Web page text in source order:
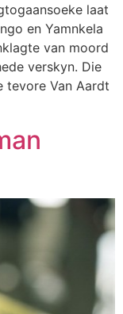
laat
en Yamnkela
van moord
verskyn. Die
tevore Van Aardt